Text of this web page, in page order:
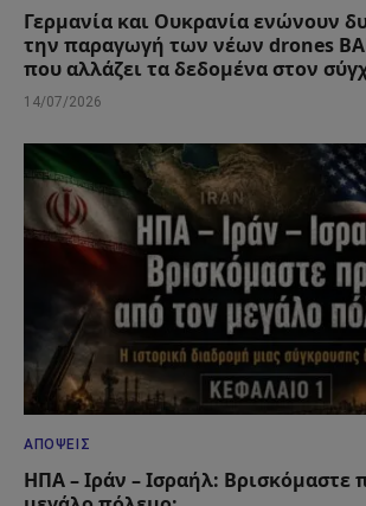
Γερμανία και Ουκρανία ενώνουν
την παραγωγή των νέων drones
που αλλάζει τα δεδομένα στον
14/07/2026
ΑΠΌΨΕΙΣ
ΗΠΑ – Ιράν – Ισραήλ: Βρισκόμαστε